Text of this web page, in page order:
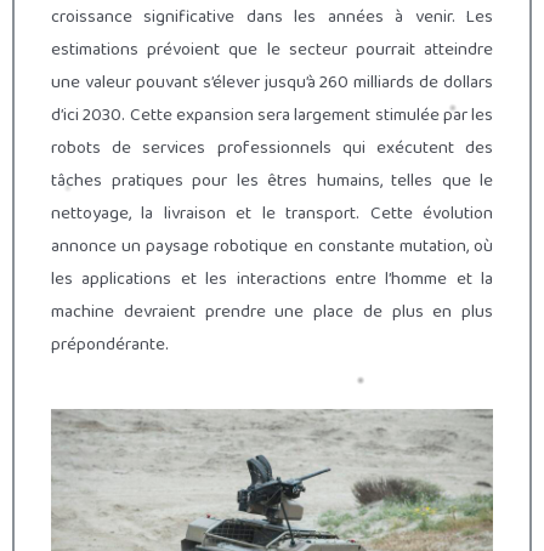
croissance significative dans les années à venir. Les
estimations prévoient que le secteur pourrait atteindre
une valeur pouvant s’élever jusqu’à 260 milliards de dollars
d’ici 2030. Cette expansion sera largement stimulée par les
robots de services professionnels qui exécutent des
tâches pratiques pour les êtres humains, telles que le
nettoyage, la livraison et le transport. Cette évolution
annonce un paysage robotique en constante mutation, où
les applications et les interactions entre l’homme et la
machine devraient prendre une place de plus en plus
prépondérante.